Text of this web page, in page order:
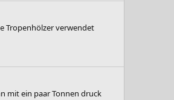
Tropenhölzer verwendet
mit ein paar Tonnen druck